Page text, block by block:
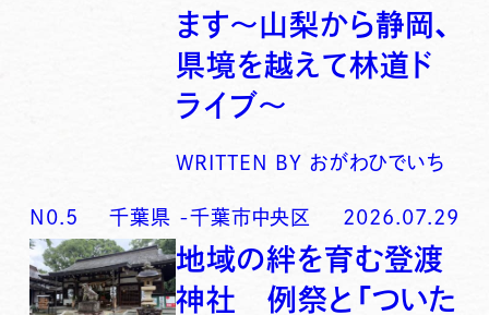
ます〜山梨から静岡、
県境を越えて林道ド
ライブ〜
WRITTEN BY おがわひでいち
N0. 5 千葉県 -千葉市中央区 2026.07.29
地域の絆を育む登渡
神社 例祭と「ついた